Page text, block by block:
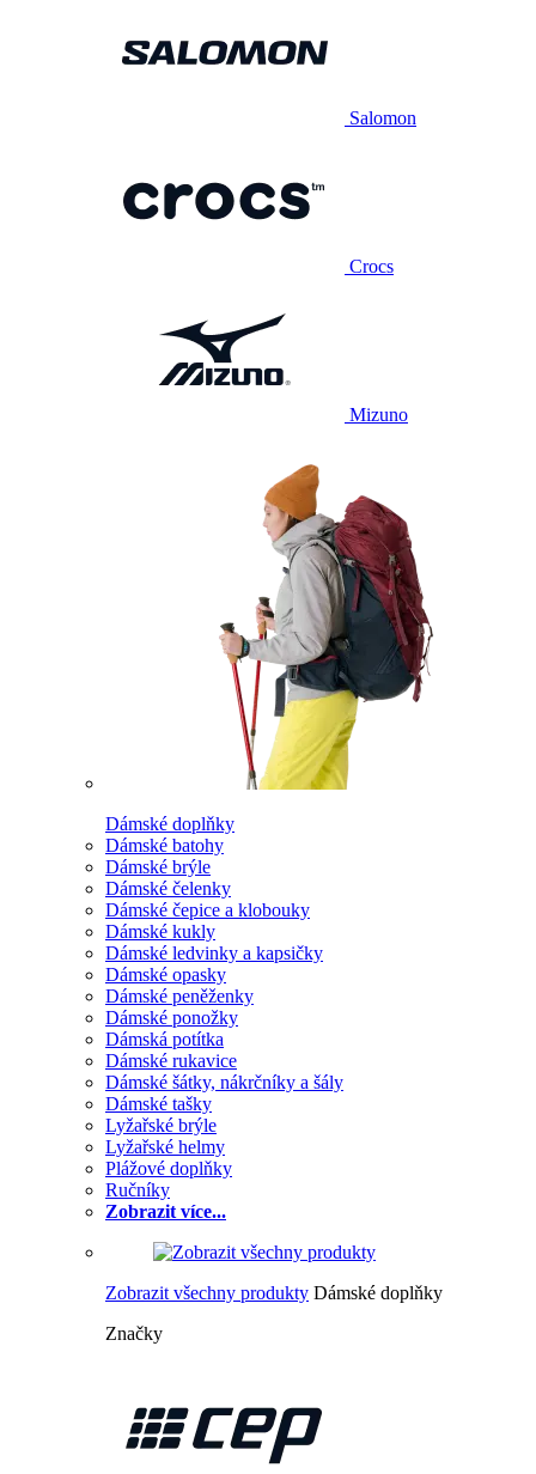
Salomon
Crocs
Mizuno
Dámské doplňky
Dámské batohy
Dámské brýle
Dámské čelenky
Dámské čepice a klobouky
Dámské kukly
Dámské ledvinky a kapsičky
Dámské opasky
Dámské peněženky
Dámské ponožky
Dámská potítka
Dámské rukavice
Dámské šátky, nákrčníky a šály
Dámské tašky
Lyžařské brýle
Lyžařské helmy
Plážové doplňky
Ručníky
Zobrazit více...
Zobrazit všechny produkty Dámské doplňky
Značky